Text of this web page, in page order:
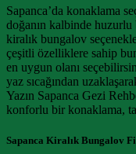
Sapanca’da konaklama
doğanın kalbinde
kiralık bungalov
çeşitli özelliklere sahip
en uygun olanı
yaz sıcağından
Yazın Sapanca Gezi
konforlu bir konaklama,
Sapanca Kiralık Bungalov